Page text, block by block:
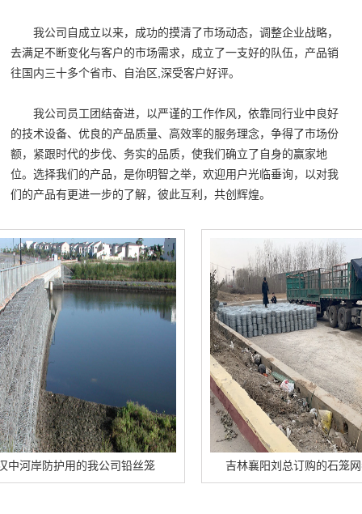
我公司自成立以来，成功的摸清了市场动态，调整企业战略，
去满足不断变化与客户的市场需求，成立了一支好的队伍，产品销
往国内三十多个省市、自治区,深受客户好评。
我公司员工团结奋进，以严谨的工作作风，依靠同行业中良好
的技术设备、优良的产品质量、高效率的服务理念，争得了市场份
额，紧跟时代的步伐、务实的品质，使我们确立了自身的赢家地
位。选择我们的产品，是你明智之举，欢迎用户光临垂询，以对我
们的产品有更进一步的了解，彼此互利，共创辉煌。
防护用的我公司铅丝笼 吉林襄阳刘总订购的石笼网卷正在